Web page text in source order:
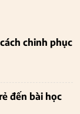
chinh phục
đến bài học